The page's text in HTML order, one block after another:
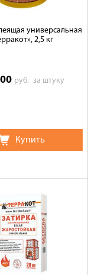
универсальная
2,5 кг
руб. за штуку
Купить